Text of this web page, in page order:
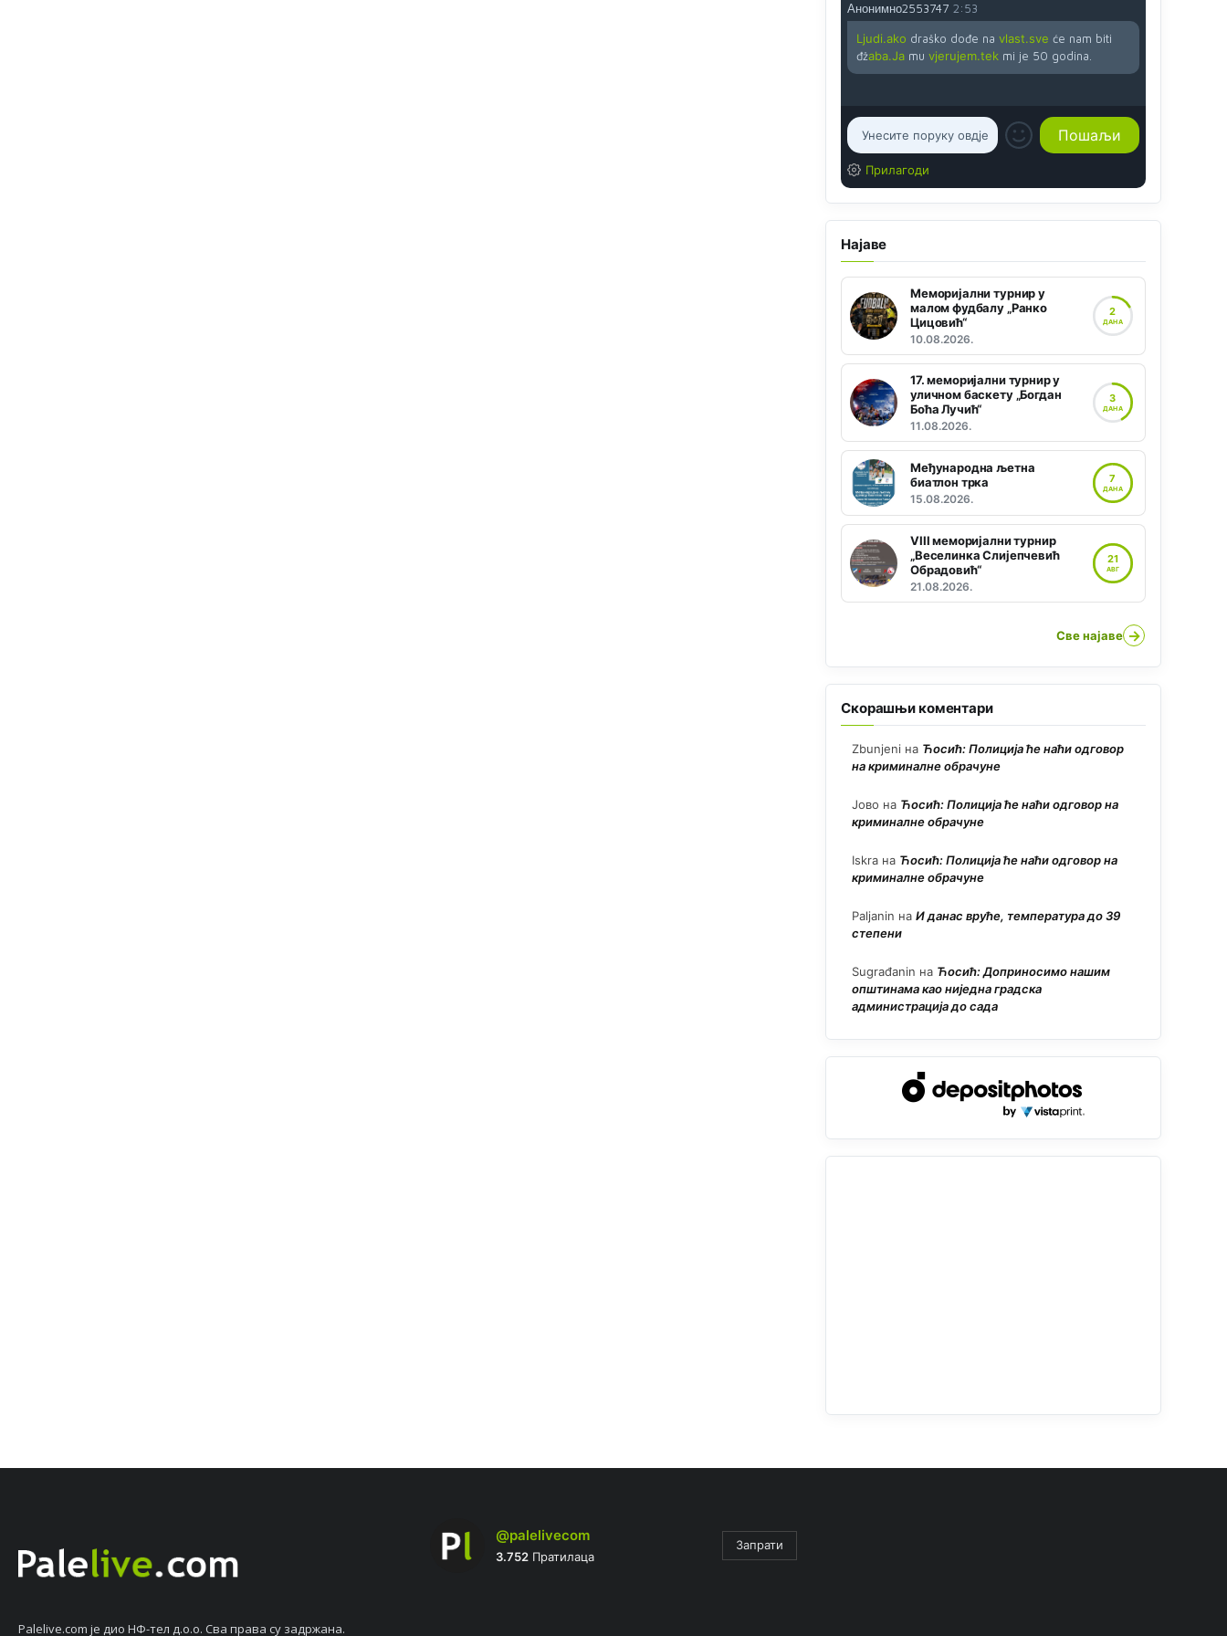
Анонимно2553747 2:53
Ljudi.ako draško dođe na vlast.sve će nam biti
đžaba.Jamu vjerujem.tek mi je 50 godina.
Прилагоди
Најаве
Меморијални турнир у
малом фудбалу „Ранко
Цицовић“
10.08.2026.
2
ДАНА
17. меморијални турнир у
уличном баскету „Богдан
Боћа Лучић“
11.08.2026.
3
ДАНА
Међународна љетна
биатлон трка
15.08.2026.
7
ДАНА
VIII меморијални турнир
„Веселинка Слијепчевић
Обрадовић“
21.08.2026.
21
АВГ
Све најаве →
Скорашњи коментари
Zbunjeni на Ћосић: Полиција ће наћи одговор
на криминалне обрачуне
Јово на Ћосић: Полиција ће наћи одговор на
криминалне обрачуне
Iskra на Ћосић: Полиција ће наћи одговор на
криминалне обрачуне
Paljanin на И данас вруће, температура до 39
степени
Sugrađanin на Ћосић: Доприносимо нашим
општинама као ниједна градска
администрација до сада
Palelive.com јe дио НФ-тeл д.о.о. Сва права су задржана.
@palelivecom
3.752Пратилаца
Запрати